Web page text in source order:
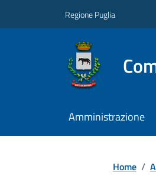
Regione Puglia
Amministrazione
Home /